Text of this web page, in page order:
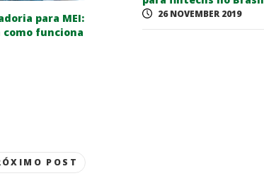
para MEI:
funciona
POST
26 NOVEMBER 2019